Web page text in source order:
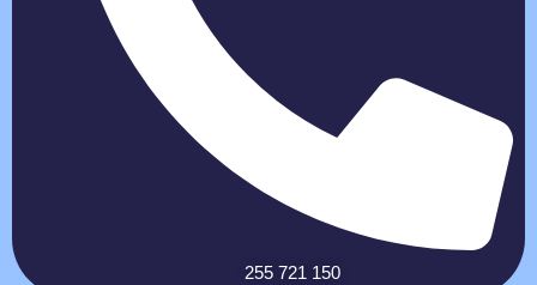
255 721 150